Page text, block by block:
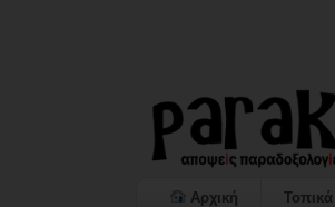
Αρχική Τοπικά